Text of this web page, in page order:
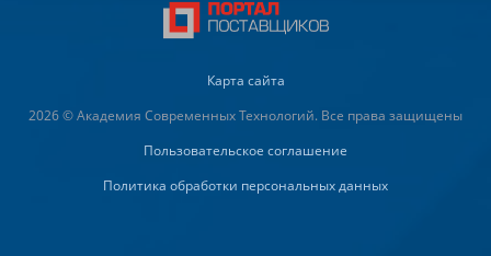
Карта сайта
2026 © Академия Современных Технологий. Все права защищены
Пользовательское соглашение
Политика обработки персональных данных